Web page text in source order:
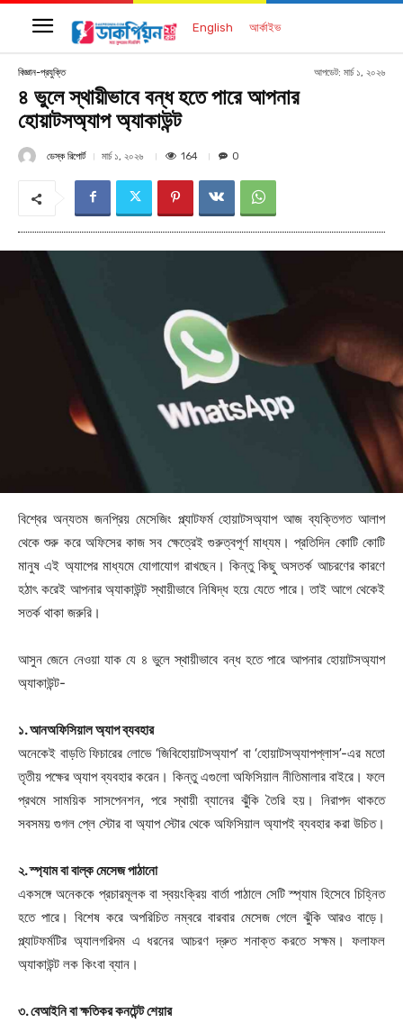
English আর্কাইভ
বিজ্ঞান-প্রযুক্তি আপডেট: মার্চ ১, ২০২৬
৪ ভুলে স্থায়ীভাবে বন্ধ হতে পারে আপনার
হোয়াটসঅ্যাপ অ্যাকাউন্ট
ডেস্ক রিপোর্ট মার্চ ১, ২০২৬ 164 0
বিশ্বের অন্যতম জনপ্রিয় মেসেজিং প্ল্যাটফর্ম হোয়াটসঅ্যাপ আজ ব্যক্তিগত আলাপ
থেকে শুরু করে অফিসের কাজ সব ক্ষেত্রেই গুরুত্বপূর্ণ মাধ্যম। প্রতিদিন কোটি কোটি
মানুষ এই অ্যাপের মাধ্যমে যোগাযোগ রাখছেন। কিন্তু কিছু অসতর্ক আচরণের কারণে
হঠাৎ করেই আপনার অ্যাকাউন্ট স্থায়ীভাবে নিষিদ্ধ হয়ে যেতে পারে। তাই আগে থেকেই
সতর্ক থাকা জরুরি।
আসুন জেনে নেওয়া যাক যে ৪ ভুলে স্থায়ীভাবে বন্ধ হতে পারে আপনার হোয়াটসঅ্যাপ
অ্যাকাউন্ট-
১. আনঅফিসিয়াল অ্যাপ ব্যবহার
অনেকেই বাড়তি ফিচারের লোভে ‘জিবিহোয়াটসঅ্যাপ’ বা ‘হোয়াটসঅ্যাপপ্লাস’-এর মতো
তৃতীয় পক্ষের অ্যাপ ব্যবহার করেন। কিন্তু এগুলো অফিসিয়াল নীতিমালার বাইরে। ফলে
প্রথমে সাময়িক সাসপেনশন, পরে স্থায়ী ব্যানের ঝুঁকি তৈরি হয়। নিরাপদ থাকতে
সবসময় গুগল প্লে স্টোর বা অ্যাপ স্টোর থেকে অফিসিয়াল অ্যাপই ব্যবহার করা উচিত।
২. স্প্যাম বা বাল্ক মেসেজ পাঠানো
একসঙ্গে অনেককে প্রচারমূলক বা স্বয়ংক্রিয় বার্তা পাঠালে সেটি স্প্যাম হিসেবে চিহ্নিত
হতে পারে। বিশেষ করে অপরিচিত নম্বরে বারবার মেসেজ গেলে ঝুঁকি আরও বাড়ে।
প্ল্যাটফর্মটির অ্যালগরিদম এ ধরনের আচরণ দ্রুত শনাক্ত করতে সক্ষম। ফলাফল
অ্যাকাউন্ট লক কিংবা ব্যান।
৩. বেআইনি বা ক্ষতিকর কনটেন্ট শেয়ার